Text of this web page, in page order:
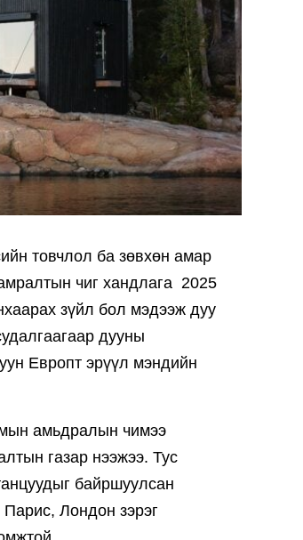
товчлол ба зөвхөн амар
чиг хандлага 2025
зүйл бол мэдээж дуу
дууны
Европт эрүүл мэндийн
амьдралын чимээ
газар нээжээ. Тус
байршуулсан
Лондон зэрэг